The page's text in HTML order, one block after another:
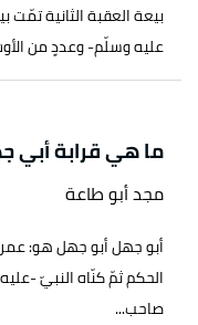
بيعة العقبة الثانية تمّت
عليه وسلّم- وعددٍ من
ما هي قرابة أبي
مجد أبو طاعة
أبو جهل أبو جهل هو:
صاحب...